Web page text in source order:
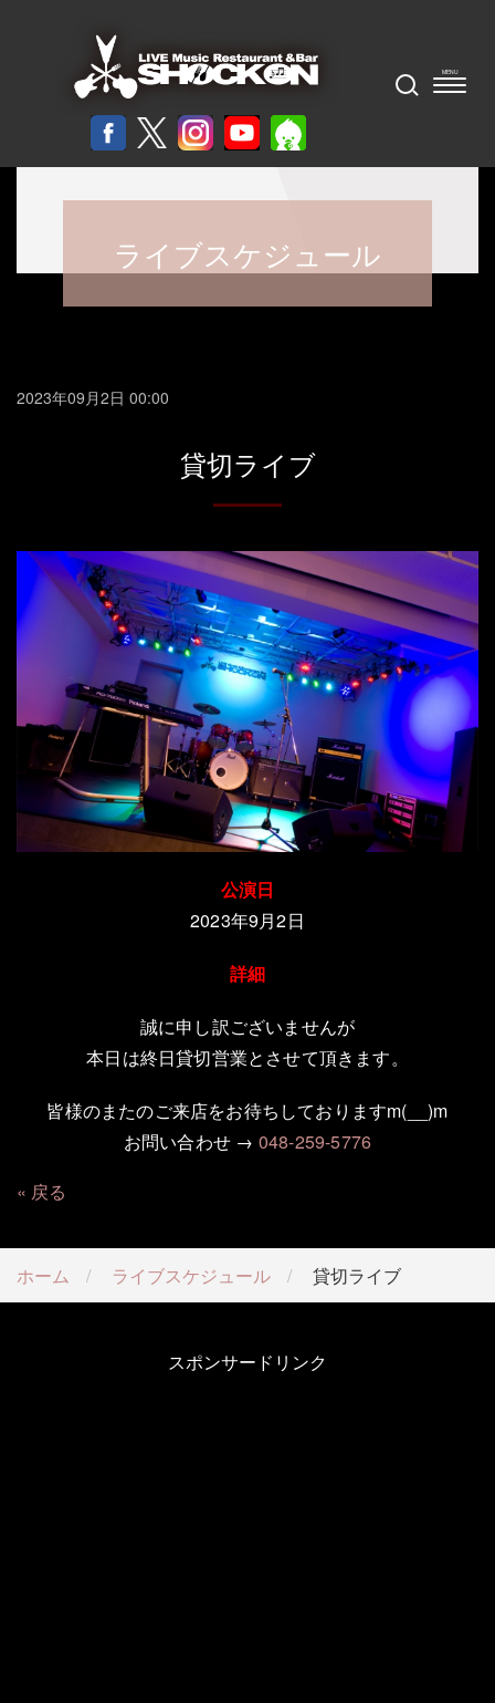
ライブスケジュール
2023年09月2日 00:00
貸切ライブ
公演日
2023年9月2日
詳細
誠に申し訳ございませんが
本日は終日貸切営業とさせて頂きます。
皆様のまたのご来店をお待ちしておりますm(__)m
お問い合わせ → 048-259-5776
戻る
ホーム ライブスケジュール 貸切ライブ
スポンサードリンク